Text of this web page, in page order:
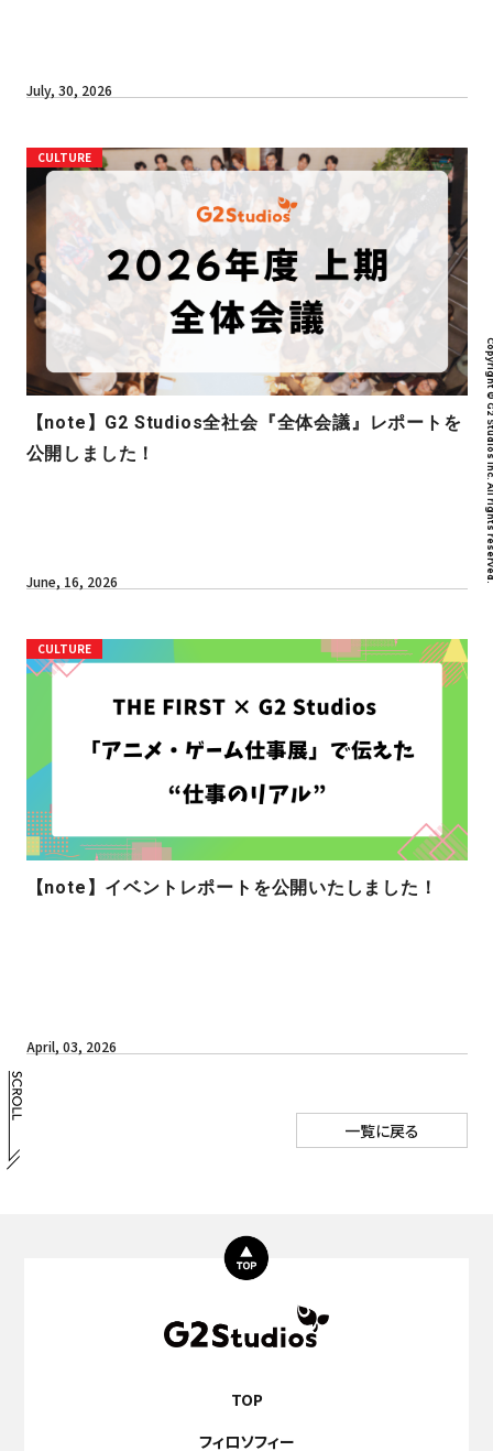
Copyright © G2
July, 30, 2026
CULTURE
【note】G2 Studios全社会『全体会議』レポートを
公開しました！
June, 16, 2026
CULTURE
【note】イベントレポートを公開いたしました！
April, 03, 2026
一覧に戻る
TOP
フィロソフィー